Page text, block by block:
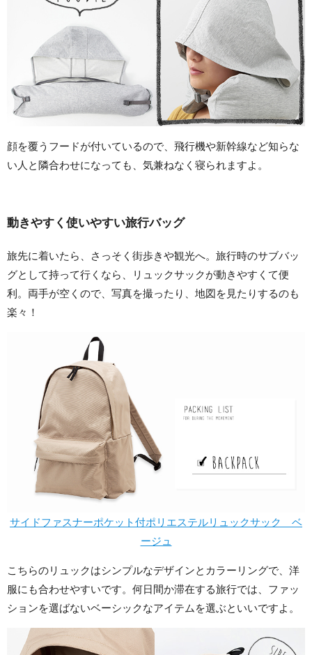
顔を覆うフードが付いているので、飛行機や新幹線など知らな
い人と隣合わせになっても、気兼ねなく寝られますよ。
動きやすく使いやすい旅行バッグ
旅先に着いたら、さっそく街歩きや観光へ。旅行時のサブバッ
グとして持って行くなら、リュックサックが動きやすくて便
利。両手が空くので、写真を撮ったり、地図を見たりするのも
楽々！
サイドファスナーポケット付ポリエステルリュックサック ベ
ージュ
こちらのリュックはシンプルなデザインとカラーリングで、洋
服にも合わせやすいです。何日間か滞在する旅行では、ファッ
ションを選ばないベーシックなアイテムを選ぶといいですよ。